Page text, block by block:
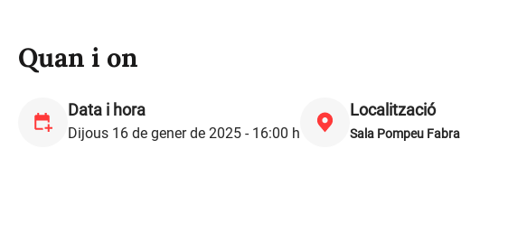
Quan i on
Data i hora
Dijous 16 de gener de 2025 - 16:00 h
Localització
Sala Pompeu Fabra